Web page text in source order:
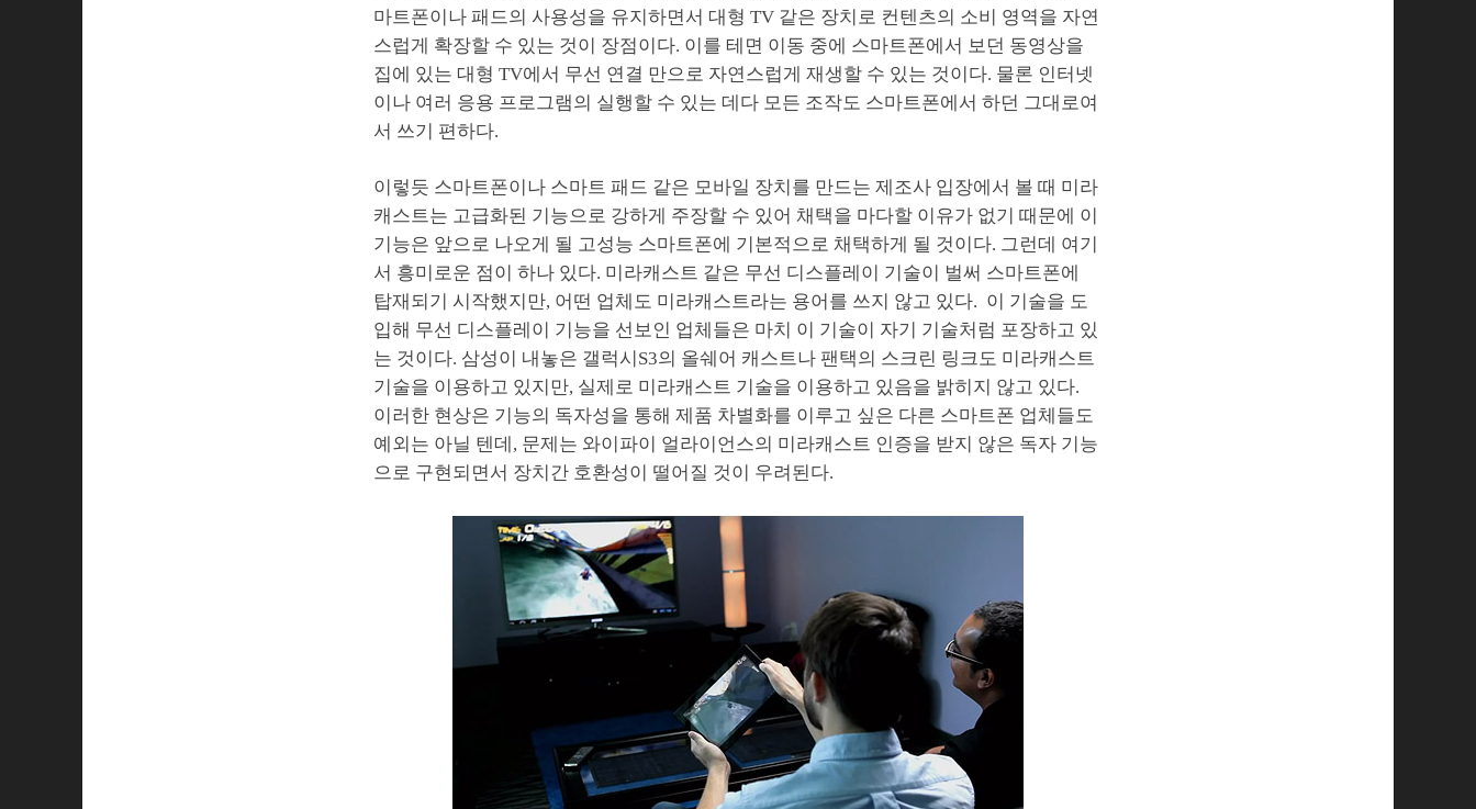
마트폰이나 패드의 사용성을 유지하면서 대형 TV 같은 장치로 컨텐츠의 소비 영역을 자연
스럽게 확장할 수 있는 것이 장점이다. 이를 테면 이동 중에 스마트폰에서 보던 동영상을
집에 있는 대형 TV에서 무선 연결 만으로 자연스럽게 재생할 수 있는 것이다. 물론 인터넷
이나 여러 응용 프로그램의 실행할 수 있는 데다 모든 조작도 스마트폰에서 하던 그대로여
서 쓰기 편하다.
이렇듯 스마트폰이나 스마트 패드 같은 모바일 장치를 만드는 제조사 입장에서 볼 때 미라
캐스트는 고급화된 기능으로 강하게 주장할 수 있어 채택을 마다할 이유가 없기 때문에 이
기능은 앞으로 나오게 될 고성능 스마트폰에 기본적으로 채택하게 될 것이다. 그런데 여기
서 흥미로운 점이 하나 있다. 미라캐스트 같은 무선 디스플레이 기술이 벌써 스마트폰에
탑재되기 시작했지만, 어떤 업체도 미라캐스트라는 용어를 쓰지 않고 있다. 이 기술을 도
입해 무선 디스플레이 기능을 선보인 업체들은 마치 이 기술이 자기 기술처럼 포장하고 있
는 것이다. 삼성이 내놓은 갤럭시S3의 올쉐어 캐스트나 팬택의 스크린 링크도 미라캐스트
기술을 이용하고 있지만, 실제로 미라캐스트 기술을 이용하고 있음을 밝히지 않고 있다.
이러한 현상은 기능의 독자성을 통해 제품 차별화를 이루고 싶은 다른 스마트폰 업체들도
예외는 아닐 텐데, 문제는 와이파이 얼라이언스의 미라캐스트 인증을 받지 않은 독자 기능
으로 구현되면서 장치간 호환성이 떨어질 것이 우려된다.